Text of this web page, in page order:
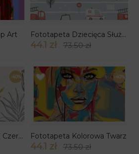
Art Fototapeta Dziecięca Służby Ratunkowe
44.1 zł 73.50 zł
-40%
Fototapeta Kwiaty W Czerni I Złocie
-40%
Fototapeta Kolorowa Twarz
44.1 zł 73.50 zł